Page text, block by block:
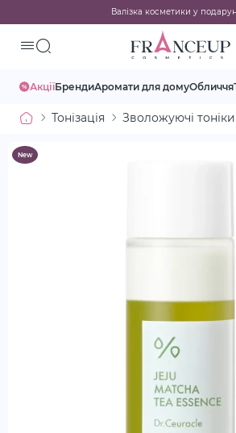
Валізка косметики у
АкціїБрендиАромати для домуОбличчя
Тонізація Зволожуючі
New